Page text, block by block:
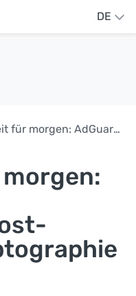
DE
Sicherheit für morgen: AdGuard DNS unterstützt Post-Quanten-Kryptographie